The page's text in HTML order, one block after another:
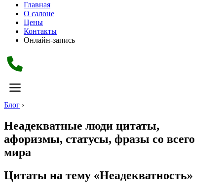
Главная
О салоне
Цены
Контакты
Онлайн-запись
Блог ›
Неадекватные люди цитаты,
афоризмы, статусы, фразы со всего
мира
Цитаты на тему «Неадекватность»